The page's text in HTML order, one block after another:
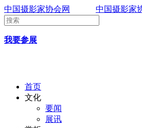
中国摄影家协会网 中国摄影家
我要参展
首页
文化
要闻
展讯